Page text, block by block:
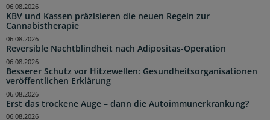
KBV und Kassen präzisieren die neuen Regeln zur
Cannabistherapie
06.08.2026
Reversible Nachtblindheit nach Adipositas-Operation
06.08.2026
Besserer Schutz vor Hitzewellen: Gesundheitsorganisationen
veröffentlichen Erklärung
06.08.2026
Erst das trockene Auge – dann die Autoimmunerkrankung?
06.08.2026
06.08.2026